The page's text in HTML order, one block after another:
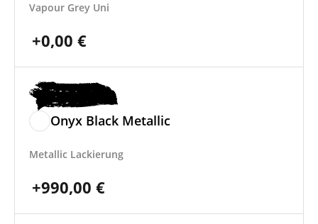
Vapour Grey Uni
+0,00 €
Onyx Black Metallic
Metallic Lackierung
+990,00 €